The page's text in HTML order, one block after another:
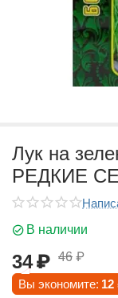
Лук на
РЕДКИЕ
В наличии
34₽ 46 ₽
Вы экономите: 12